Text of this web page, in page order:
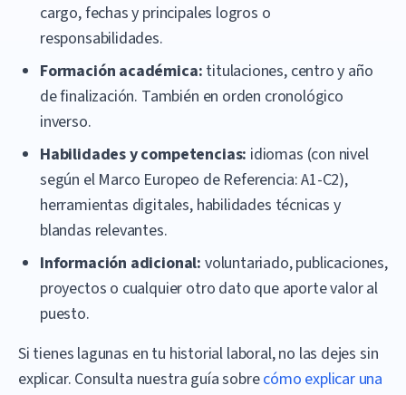
cargo, fechas y principales logros o
responsabilidades.
Formación académica: titulaciones, centro y año
de finalización. También en orden cronológico
inverso.
Habilidades y competencias: idiomas (con nivel
según el Marco Europeo de Referencia: A1-C2),
herramientas digitales, habilidades técnicas y
blandas relevantes.
Información adicional: voluntariado, publicaciones,
proyectos o cualquier otro dato que aporte valor al
puesto.
Si tienes lagunas en tu historial laboral, no las dejes sin
explicar. Consulta nuestra guía sobrecómo explicar una